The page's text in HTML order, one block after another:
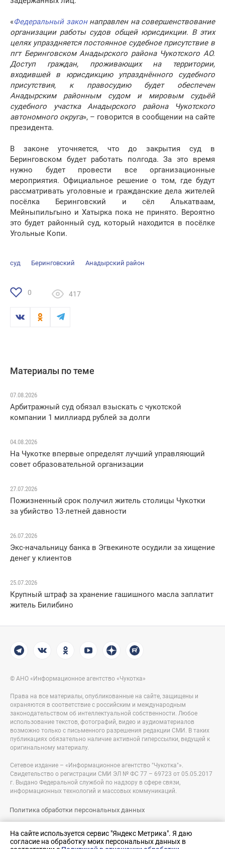
На сайте используется сервис "Яндекс Метрика". Я даю
согласие на обработку моих персональных данных в
«Федеральный законнаправлен на совершенствование
организации работы судов общей юрисдикции. В этих
целях упраздняется постоянное судебное присутствие в
пгт Беринговском Анадырского района Чукотского АО.
Доступ граждан, проживающих на территории,
входившей в юрисдикцию упразднённого судебного
присутствия, к правосудию будет обеспечен
Анадырским районным судом и мировым судьёй
судебного участка Анадырского района Чукотского
автономного округа», – говорится в сообщении на сайте
президента.
В законе уточняется, что до закрытия суд в
Беринговском будет работать полгода. За это время
нужно будет провести все организационные
мероприятия. Официальное решение о том, где будут
рассматривать уголовные и гражданские дела жителей
посёлка Беринговский и сёл Алькатваам,
Мейныпильгыно и Хатырка пока не принято. Вероятно
это будет районный суд, который находится в посёлке
Угольные Копи.
суд Беринговский Анадырский район
0 417
Материалы по теме
07.08.2026
Арбитражный суд обязал взыскать с чукотской
компании 1 миллиард рублей за долги
04.08.2026
На Чукотке впервые определят лучший управляющий
совет образовательной организации
27.07.2026
Пожизненный срок получил житель столицы Чукотки
за убийство 13-летней давности
26.07.2026
Экс-начальницу банка в Эгвекиноте осудили за хищение
денег у клиентов
25.07.2026
Крупный штраф за хранение гашишного масла заплатит
житель Билибино
© АНО «Информационное агентство «Чукотка»
Права на все материалы, опубликованные на сайте, защищены и
охраняются в соответствие с российским и международным
законодательством об интеллектуальной собственности. Любое
использование текстов, фотографий, видео и аудиоматериалов
возможно только с письменного разрешения редакции СМИ. В таких
публикациях обязательно наличие активной гиперссылки, ведущей к
оригинальному материалу.
Сетевое издание – «Информационное агентство "Чукотка"».
Свидетельство о регистрации СМИ ЭЛ № ФС 77 – 69723 от 05.05.2017
г. Выдано Федеральной службой по надзору в сфере связи,
информационных технологий и массовых коммуникаций.
Политика обработки персональных данных